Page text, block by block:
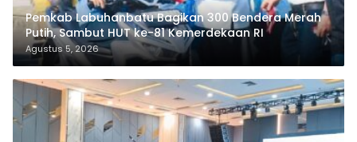
Pemkab Labuhanbatu Bagikan 300 Bendera Merah
Putih, Sambut HUT ke-81 Kemerdekaan RI
Agustus 5, 2026